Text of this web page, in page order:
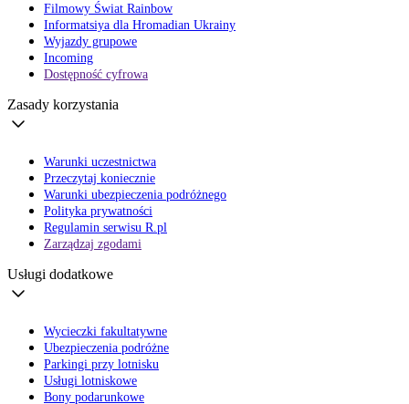
Filmowy Świat Rainbow
Informatsiya dla Hromadian Ukrainy
Wyjazdy grupowe
Incoming
Dostępność cyfrowa
Zasady korzystania
Warunki uczestnictwa
Przeczytaj koniecznie
Warunki ubezpieczenia podróżnego
Polityka prywatności
Regulamin serwisu R.pl
Zarządzaj zgodami
Usługi dodatkowe
Wycieczki fakultatywne
Ubezpieczenia podróżne
Parkingi przy lotnisku
Usługi lotniskowe
Bony podarunkowe